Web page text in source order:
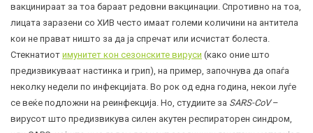
вакцинираат за тоа бараат редовни вакцинации. Спротивно на тоа,
лицата заразени со ХИВ често имаат големи количини на антитела
кои не прават ништо за да ја спречат или исчистат болеста.
Стекнатиот имунитет кон сезонските вируси (како оние што
предизвикуваат настинка и грип), на пример, започнува да опаѓа
неколку недели по инфекцијата. Во рок од една година, некои луѓе
се веќе подложни на реинфекција. Но, студиите за SARS-CoV–
вирусот што предизвикува силен акутен респираторен синдром,